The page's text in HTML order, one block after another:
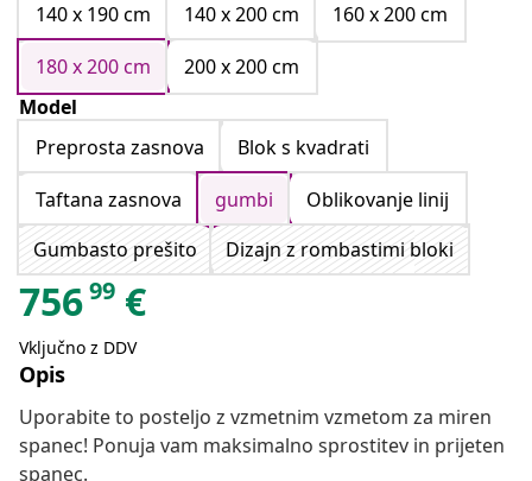
140 x 190 cm
140 x 200 cm
160 x 200 cm
180 x 200 cm
200 x 200 cm
Model
Preprosta zasnova
Blok s kvadrati
Taftana zasnova
gumbi
Oblikovanje linij
Gumbasto prešito
Dizajn z rombastimi bloki
75699 €
Vključno z DDV
Opis
Uporabite to posteljo z vzmetnim vzmetom za miren
spanec! Ponuja vam maksimalno sprostitev in prijeten
spanec.